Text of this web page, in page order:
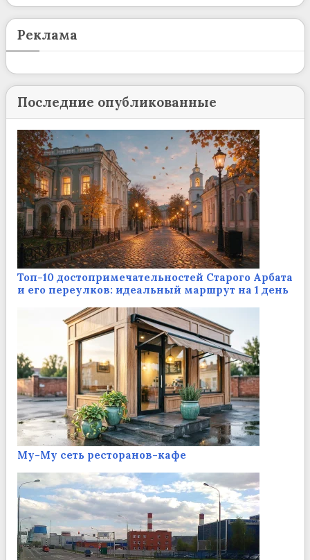
Реклама
Последние опубликованные
Топ-10 достопримечательностей Старого Арбата
и его переулков: идеальный маршрут на 1 день
Му-Му сеть ресторанов-кафе